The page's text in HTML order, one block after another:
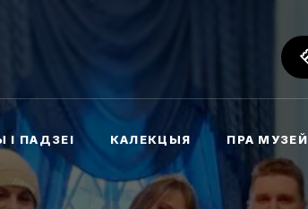
І ПАДЗЕІ КАЛЕКЦЫЯ ПРА МУЗЕЙ